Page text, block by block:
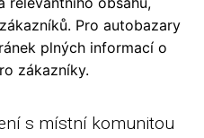
Pro autobazary
plných informací o
zákazníky.
s místní komunitou